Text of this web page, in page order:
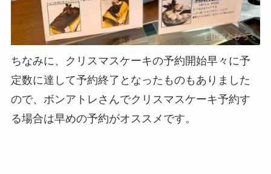
ちなみに、クリスマスケーキの予約開始早々に予
定数に達して予約終了となったものもありました
ので、ボンアトレさんでクリスマスケーキ予約す
る場合は早めの予約がオススメです。